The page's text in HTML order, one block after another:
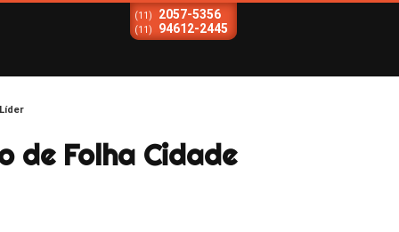
(11) 2057-5356
(11) 94612-2445
de Folha Cidade